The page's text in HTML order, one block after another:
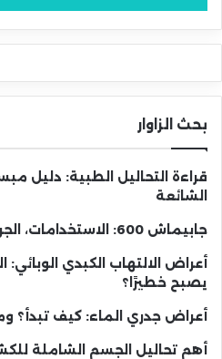
بحث الزاوار
قراءة التحاليل الطبية: دليل
الشائعة
جابيماش 600: الاستخدامات، الجرعة، والأعراض الجانبية
أعراض الالتهاب الكبدي الوبائي:
يصبح خطيرًا؟
أعراض جدري الماء: كيف تبدأ؟
أهم تحاليل الجسم الشاملة